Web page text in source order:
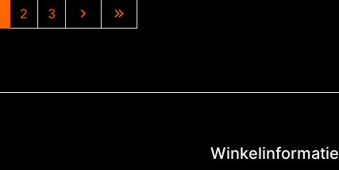
2 3
Winkelinformatie